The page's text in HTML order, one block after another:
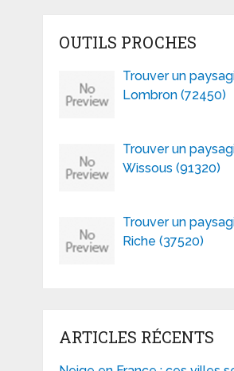
OUTILS PROCHES
Trouver un
Lombron (72450)
Trouver un
Wissous (91320)
Trouver un
Riche (37520)
ARTICLES RÉCENTS